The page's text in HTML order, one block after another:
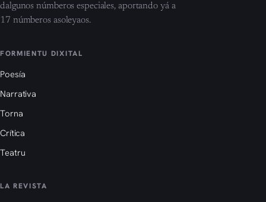
dalgunos númberos especiales, aportando yá a
17 númberos asoleyaos.
FORMIENTU DIXITAL
Poesía
Narrativa
Torna
Crítica
Teatru
LA REVISTA